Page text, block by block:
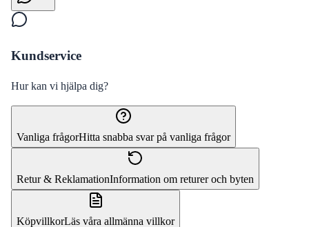
Kundservice
Hur kan vi hjälpa dig?
Vanliga frågorHitta snabba svar på vanliga frågor
Retur & ReklamationInformation om returer och byten
KöpvillkorLäs våra allmänna villkor